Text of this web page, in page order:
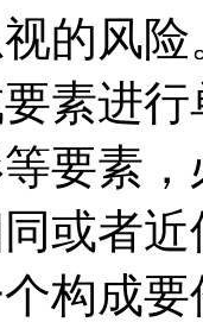
的风
素进
要素
或者
构成